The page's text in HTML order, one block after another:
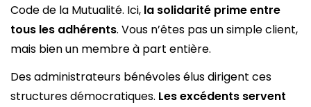
Code de la Mutualité. Ici, la solidarité prime entre
tous les adhérents. Vous n’êtes pas un simple client,
mais bien un membre à part entière.
Des administrateurs bénévoles élus dirigent ces
structures démocratiques. Les excédents servent